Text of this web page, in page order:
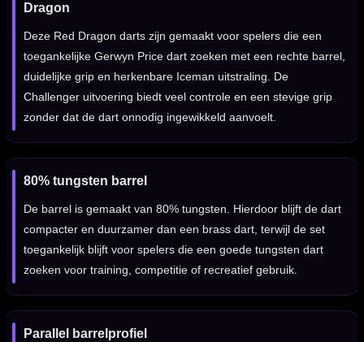
Dragon
Deze Red Dragon darts zijn gemaakt voor spelers die een
toegankelijke Gerwyn Price dart zoeken met een rechte barrel,
duidelijke grip en herkenbare Iceman uitstraling. De
Challenger uitvoering biedt veel controle en een stevige grip
zonder dat de dart onnodig ingewikkeld aanvoelt.
80% tungsten barrel
De barrel is gemaakt van 80% tungsten. Hierdoor blijft de dart
compacter en duurzamer dan een brass dart, terwijl de set
toegankelijk blijft voor spelers die een goede tungsten dart
zoeken voor training, competitie of recreatief gebruik.
Parallel barrelprofiel